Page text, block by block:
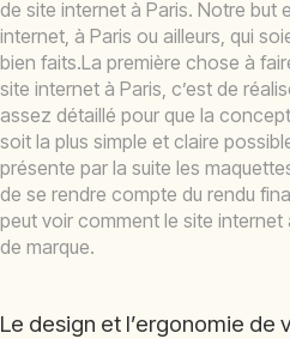
de site internet à Paris. Notre but
internet, à Paris ou ailleurs, qui
bien faits.La première chose à
site internet à Paris, c’est de
assez détaillé pour que la
soit la plus simple et claire
présente par la suite les
de se rendre compte du rendu
peut voir comment le site internet
de marque.
Le design et l’ergonomie de